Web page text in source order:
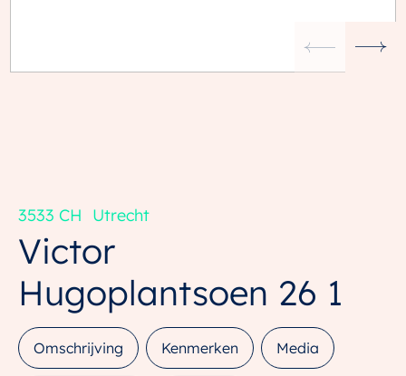
Victor
Hugoplantsoen 26 1
3533 CH Utrecht
Omschrijving Kenmerken Media